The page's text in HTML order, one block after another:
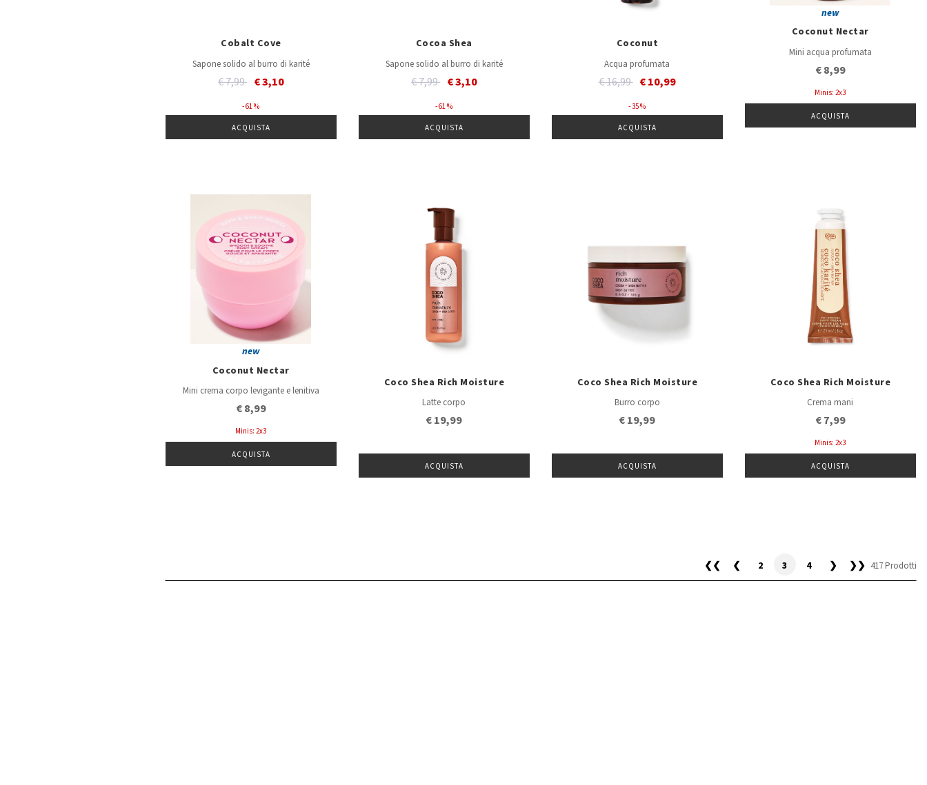
Cobalt Cove
Sapone solido al burro di karité
Price reduced from
€ 7,99to€ 3,10
- 61 %
ACQUISTA
Cocoa Shea
Sapone solido al burro di karité
Price reduced from
€ 7,99to€ 3,10
- 61 %
ACQUISTA
Coconut
Acqua profumata
Price reduced from
€ 16,99to€ 10,99
- 35 %
ACQUISTA
new
Coconut Nectar
Mini acqua profumata
€ 8,99
Minis: 2x3
ACQUISTA
new
Coconut Nectar
Mini crema corpo levigante e lenitiva
€ 8,99
Minis: 2x3
ACQUISTA
Coco Shea Rich Moisture
Latte corpo
€ 19,99
ACQUISTA
Coco Shea Rich Moisture
Burro corpo
€ 19,99
ACQUISTA
Coco Shea Rich Moisture
Crema mani
€ 7,99
Minis: 2x3
ACQUISTA
❮❮ ❮ 2 3 4 ❯ ❯❯ 417 Prodotti